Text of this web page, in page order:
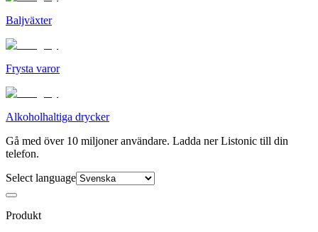
Baljväxter
Frysta varor
Alkoholhaltiga drycker
Gå med över 10 miljoner användare. Ladda ner Listonic till din
telefon.
Select language
Produkt